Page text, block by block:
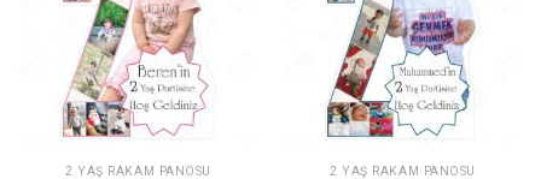
2 YAŞ RAKAM PANOSU 2 YAŞ RAKAM PANOSU